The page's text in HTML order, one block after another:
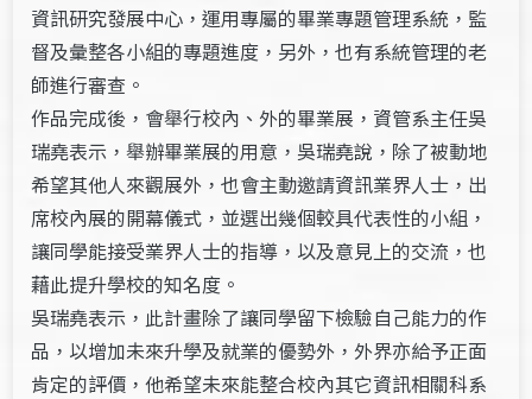
資訊研究發展中心，運用專屬的畢業專題管理系統，監
督及彙整各小組的專題進度，另外，也有系統管理的老
師進行審查。
作品完成後，會舉行校內、外的畢業展，資管系主任吳
瑞堯表示，舉辦畢業展的用意，吳瑞堯說，除了被動地
希望其他人來觀展外，也會主動邀請資訊業界人士，出
席校內展的開幕儀式，並選出幾個較具代表性的小組，
讓同學能接受業界人士的指導，以及意見上的交流，也
藉此提升學校的知名度。
吳瑞堯表示，此計畫除了讓同學留下檢驗自己能力的作
品，以增加未來升學及就業的優勢外，外界亦給予正面
肯定的評價，他希望未來能整合校內其它資訊相關科系